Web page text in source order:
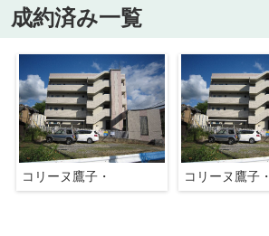
成約済み一覧
コリーヌ鷹子・ コリーヌ鷹子・